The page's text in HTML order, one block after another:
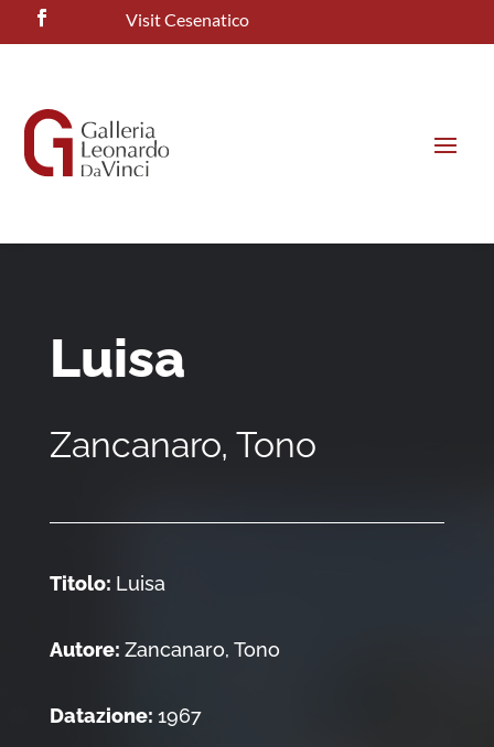
Visit Cesenatico
Luisa
Zancanaro, Tono
Titolo: Luisa
Autore: Zancanaro, Tono
Datazione: 1967